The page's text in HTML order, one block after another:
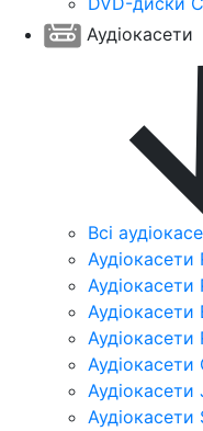
Аудіокасети
Всі
Аудіокасети
Аудіокасети
Аудіокасети
Аудіокасети